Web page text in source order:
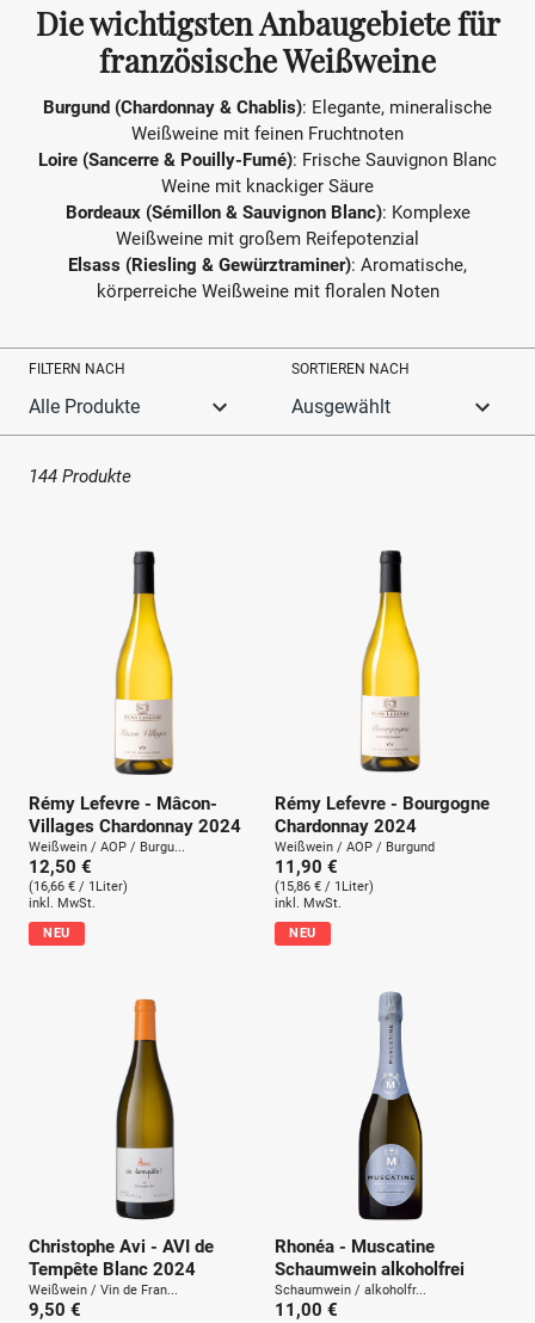
Die wichtigsten Anbaugebiete für
französische Weißweine
Burgund (Chardonnay & Chablis): Elegante, mineralische
Weißweine mit feinen Fruchtnoten
Loire (Sancerre & Pouilly-Fumé): Frische Sauvignon Blanc
Weine mit knackiger Säure
Bordeaux (Sémillon & Sauvignon Blanc): Komplexe
Weißweine mit großem Reifepotenzial
Elsass (Riesling & Gewürztraminer): Aromatische,
körperreiche Weißweine mit floralen Noten
FILTERN NACH SORTIEREN NACH
144 Produkte
Rémy Lefevre - Mâcon-
Villages Chardonnay 2024
Weißwein / AOP / Burgu...
12,50 €
(16,66 € / 1Liter)
inkl. MwSt.
NEU
Rémy Lefevre - Bourgogne
Chardonnay 2024
Weißwein / AOP / Burgund
11,90 €
(15,86 € / 1Liter)
inkl. MwSt.
NEU
Christophe Avi - AVI de
Tempête Blanc 2024
Weißwein / Vin de Fran...
9,50 €
Rhonéa - Muscatine
Schaumwein alkoholfrei
Schaumwein / alkoholfr...
11,00 €